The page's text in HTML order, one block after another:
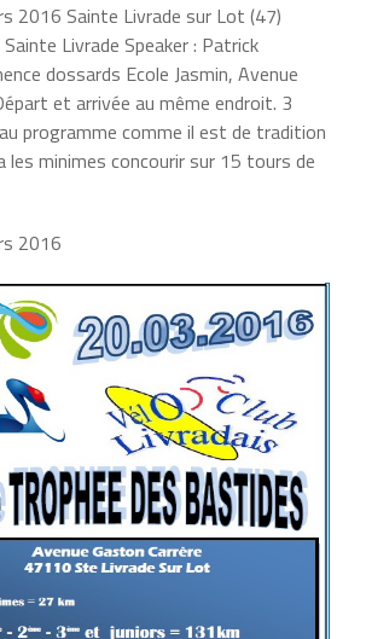
2016 Sainte Livrade sur Lot (47)
Livrade Speaker : Patrick
dossards Ecole Jasmin, Avenue
et arrivée au même endroit. 3
programme comme il est de tradition
les minimes concourir sur 15 tours de
2016